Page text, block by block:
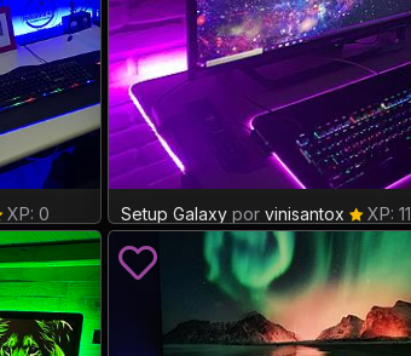
XP: 0 Setup Galaxypor vinisantox XP: 11